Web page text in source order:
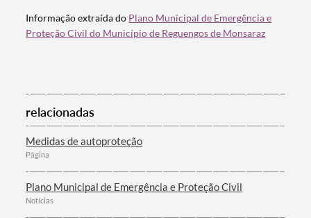
​​Informação extraída do Plano Municipal de Emergência e
Proteção Civil do Município de Reguengos de Monsaraz
relacionadas
Medidas de autoproteção
Página
Plano Municipal de Emergência e Proteção Civil
Notícias